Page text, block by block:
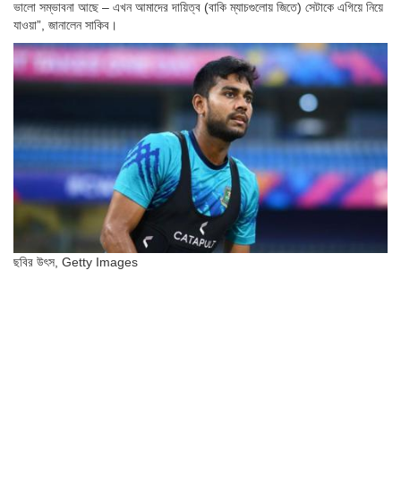
ভালো সম্ভাবনা আছে – এখন আমাদের দায়িত্ব (বাকি ম্যাচগুলোয় জিতে) সেটাকে এগিয়ে নিয়ে
যাওয়া”, জানালেন সাকিব।
ছবির উৎস, Getty Images